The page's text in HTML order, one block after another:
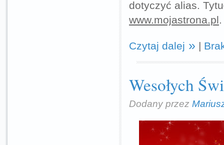
dotyczyć alias.
www.mojastrona.pl.
Czytaj dalej |
Wesołych
Dodany przez